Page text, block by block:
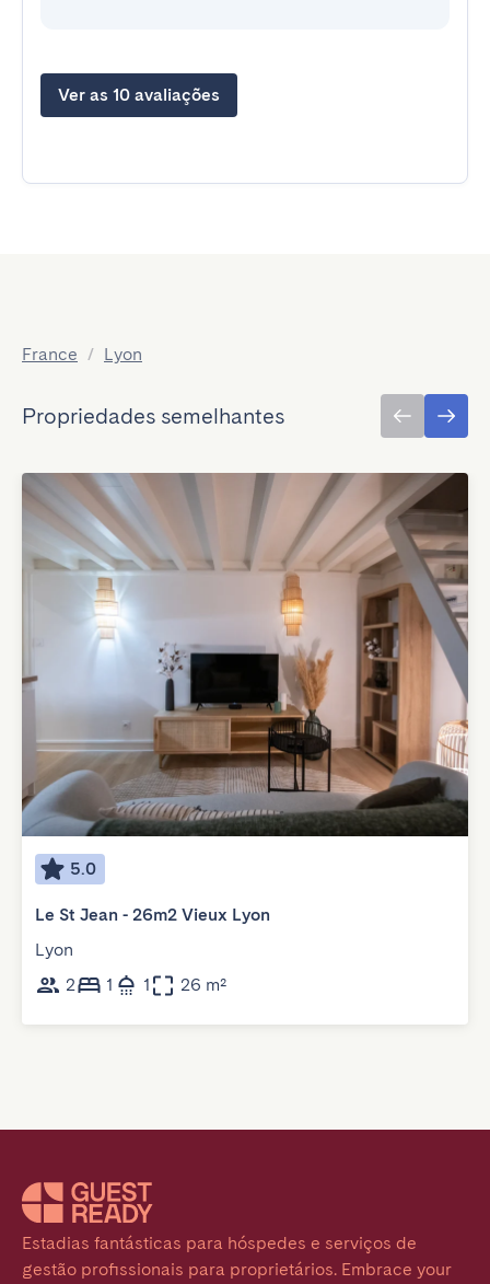
Ver as 10 avaliações
France / Lyon
Propriedades semelhantes
5.0
Le St Jean - 26m2 Vieux Lyon
Lyon
2
1 1 26 m²
Estadias fantásticas para hóspedes e serviços de
gestão profissionais para proprietários. Embrace your